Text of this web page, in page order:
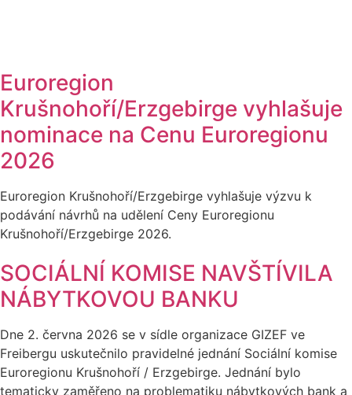
Euroregion
Krušnohoří/Erzgebirge vyhlašuje
nominace na Cenu Euroregionu
2026
Euroregion Krušnohoří/Erzgebirge vyhlašuje výzvu k
podávání návrhů na udělení Ceny Euroregionu
Krušnohoří/Erzgebirge 2026.
SOCIÁLNÍ KOMISE NAVŠTÍVILA
NÁBYTKOVOU BANKU
Dne 2. června 2026 se v sídle organizace GIZEF ve
Freibergu uskutečnilo pravidelné jednání Sociální komise
Euroregionu Krušnohoří / Erzgebirge. Jednání bylo
tematicky zaměřeno na problematiku nábytkových bank a